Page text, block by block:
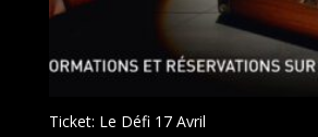
Ticket: Le Défi 17 Avril